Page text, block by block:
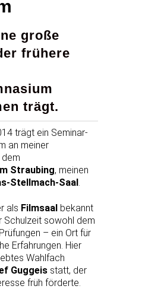
große
frühere
trägt.
trägt ein Seminar-
an meiner
Straubing, meinen
Stellmach-Saal
als Filmsaal bekannt
Schulzeit sowohl dem
– ein Ort für
Erfahrungen. Hier
Wahlfach
Guggeis statt, der
früh förderte.